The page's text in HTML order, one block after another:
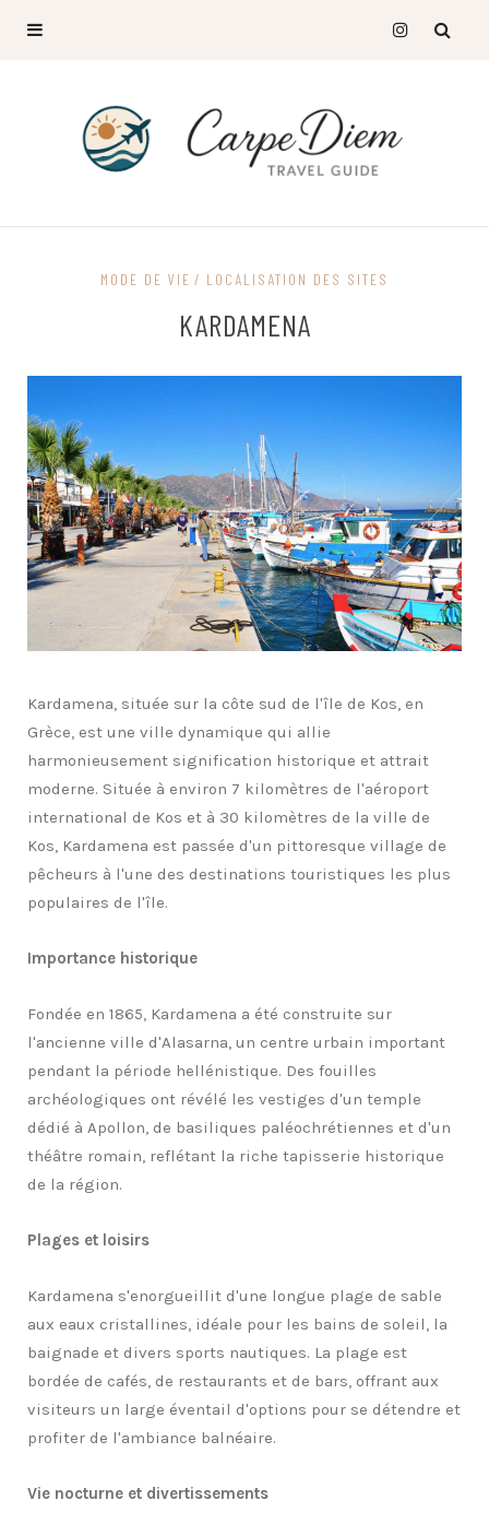
MODE DE VIE LOCALISATION DES SITES
KARDAMENA
Kardamena, située sur la côte sud de l'île de Kos, en
Grèce, est une ville dynamique qui allie
harmonieusement signification historique et attrait
moderne. Située à environ 7 kilomètres de l'aéroport
international de Kos et à 30 kilomètres de la ville de
Kos, Kardamena est passée d'un pittoresque village de
pêcheurs à l'une des destinations touristiques les plus
populaires de l'île.
Importance historique
Fondée en 1865, Kardamena a été construite sur
l'ancienne ville d'Alasarna, un centre urbain important
pendant la période hellénistique. Des fouilles
archéologiques ont révélé les vestiges d'un temple
dédié à Apollon, de basiliques paléochrétiennes et d'un
théâtre romain, reflétant la riche tapisserie historique
de la région.
Plages et loisirs
Kardamena s'enorgueillit d'une longue plage de sable
aux eaux cristallines, idéale pour les bains de soleil, la
baignade et divers sports nautiques. La plage est
bordée de cafés, de restaurants et de bars, offrant aux
visiteurs un large éventail d'options pour se détendre et
profiter de l'ambiance balnéaire.
Vie nocturne et divertissements